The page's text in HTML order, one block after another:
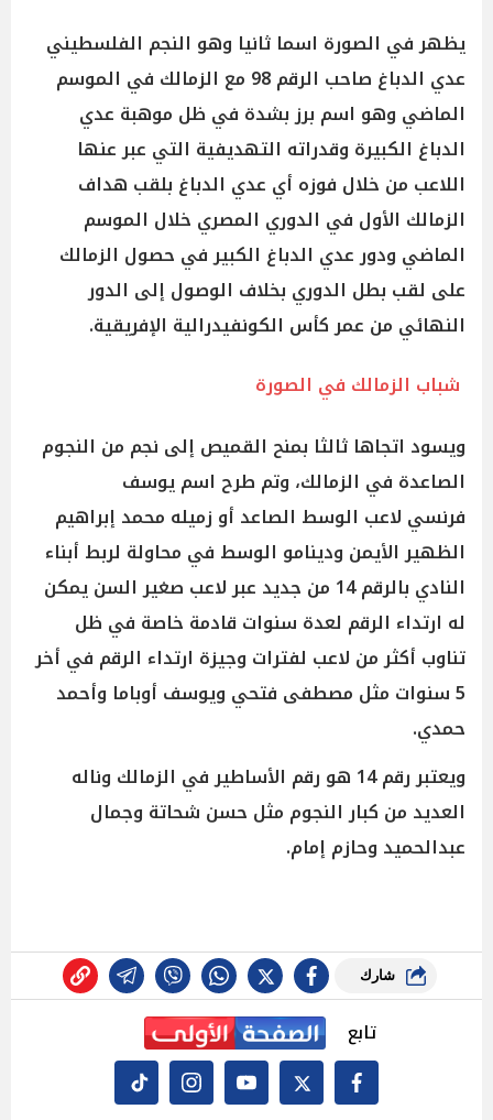
يظهر في الصورة اسما ثانيا وهو النجم الفلسطيني
عدي الدباغ صاحب الرقم 98 مع الزمالك في الموسم
الماضي وهو اسم برز بشدة في ظل موهبة عدي
الدباغ الكبيرة وقدراته التهديفية التي عبر عنها
اللاعب من خلال فوزه أي عدي الدباغ بلقب هداف
الزمالك الأول في الدوري المصري خلال الموسم
الماضي ودور عدي الدباغ الكبير في حصول الزمالك
على لقب بطل الدوري بخلاف الوصول إلى الدور
النهائي من عمر كأس الكونفيدرالية الإفريقية.
شباب الزمالك في الصورة
ويسود اتجاها ثالثا بمنح القميص إلى نجم من النجوم
الصاعدة في الزمالك، وتم طرح اسم يوسف
فرنسي لاعب الوسط الصاعد أو زميله محمد إبراهيم
الظهير الأيمن ودينامو الوسط في محاولة لربط أبناء
النادي بالرقم 14 من جديد عبر لاعب صغير السن يمكن
له ارتداء الرقم لعدة سنوات قادمة خاصة في ظل
تناوب أكثر من لاعب لفترات وجيزة ارتداء الرقم في أخر
5 سنوات مثل مصطفى فتحي ويوسف أوباما وأحمد
حمدي.
ويعتبر رقم 14 هو رقم الأساطير في الزمالك وناله
العديد من كبار النجوم مثل حسن شحاتة وجمال
عبدالحميد وحازم إمام.
شارك
تابع